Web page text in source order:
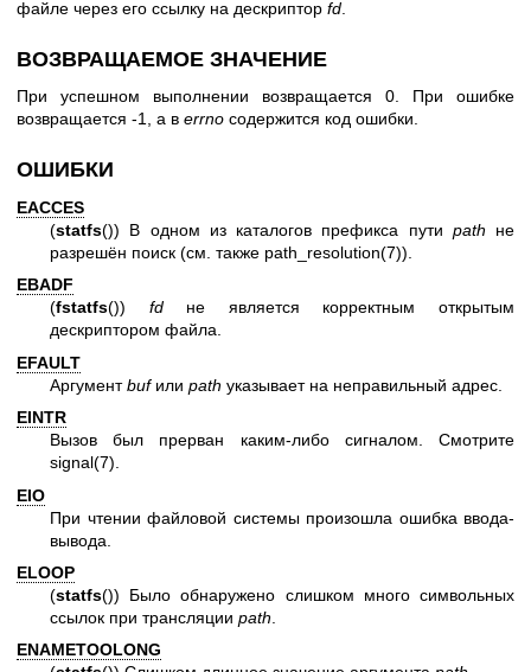
файле через его ссылку на дескриптор fd
ВОЗВРАЩАЕМОЕ ЗНАЧЕНИЕ
При успешном выполнении возвращается 0. При ошибке
возвращается -1, а в errno содержится код ошибки.
ОШИБКИ
EACCES
(statfs()) В одном из каталогов префикса пути path не
разрешён поиск (см. также path_resolution(7)).
EBADF
(fstatfs()) fdне является корректным открытым
дескриптором файла.
EFAULT
Аргументbufили path указывает на неправильный адрес.
EINTR
Вызов был прерван каким-либо сигналом. Смотрите
signal(7)
EIO
При чтении файловой системы произошла ошибка ввода-
вывода.
ELOOP
(statfs()) Было обнаружено слишком много символьных
ссылок при трансляции path
ENAMETOOLONG